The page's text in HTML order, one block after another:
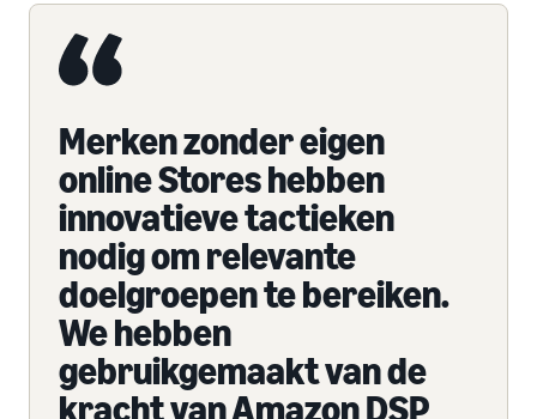
Merken zonder eigen
online Stores hebben
innovatieve tactieken
nodig om relevante
doelgroepen te bereiken.
We hebben
gebruikgemaakt van de
kracht van Amazon DSP